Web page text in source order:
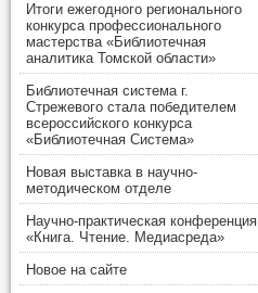
Итоги ежегодного регионального
конкурса профессионального
мастерства «Библиотечная
аналитика Томской области»
Библиотечная система г.
Стрежевого стала победителем
всероссийского конкурса
«Библиотечная Система»
Новая выставка в научно-
методическом отделе
Научно-практическая конференция
«Книга. Чтение. Медиасреда»
Новое на сайте